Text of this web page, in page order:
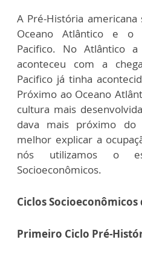
A Pré-História
Oceano Atlântico e o
Pacifico. No Atlântico
aconteceu com a
Pacifico já tinha
Próximo ao Oceano
cultura mais
dava mais próximo do
melhor explicar a
nós utilizamos o
Socioeconômicos.
Ciclos Socioeconômicos
Primeiro Ciclo Pré-